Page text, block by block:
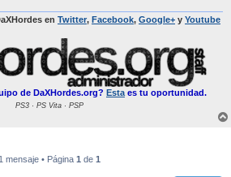
en Twitter, Facebook, Google+ y Youtube
de DaXHordes.org? Esta es tu oportunidad.
PS3 · PS Vita · PSP
1 mensaje • Página 1 de 1